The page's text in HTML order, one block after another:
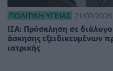
ΠΟΛΙΤΙΚΉ ΥΓΕΊΑΣ 21/07/
ΙΣΑ: Πρόσκληση σε
άσκησης εξειδικευμένων
ιατρικής